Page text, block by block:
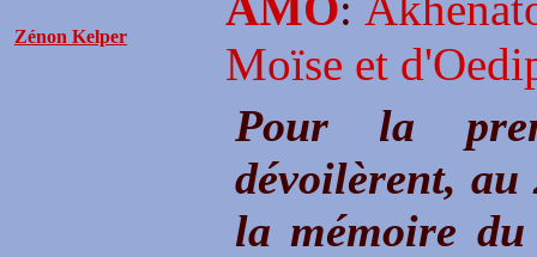
Zénon Kelper
Moïse et
Pour la
dévoilèrent,
la mémoire